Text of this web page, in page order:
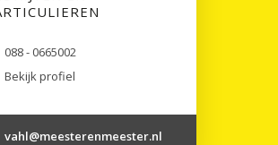
088 - 0665002
Bekijk profiel
vahl@meesterenmeester.nl